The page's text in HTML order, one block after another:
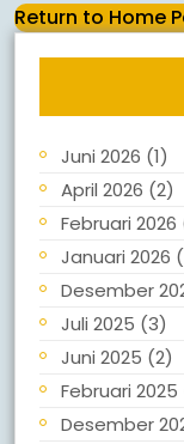
Return to Home
Juni 2026 (1)
April 2026 (2)
Februari 2026
Januari 2026
Desember
Juli 2025 (3)
Juni 2025 (2)
Februari 2025
Desember